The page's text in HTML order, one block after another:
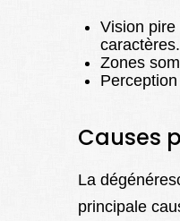
Vision pire
caractères.
Zones
Causes
La
principale